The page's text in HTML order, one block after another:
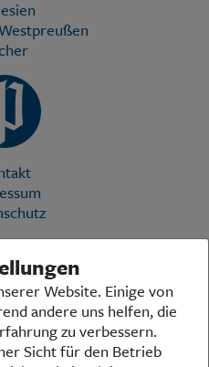
(PAZ) ist eine einzigartige Stimme
Woche für Woche berichtet sie
Politik, Kultur und Wirtschaft und
unserer Gesellschaft
Redaktion dem traditionellen
Das alte Preußen stand und
Website. Einige von
andere uns helfen, die
zu verbessern.
Sicht für den Betrieb